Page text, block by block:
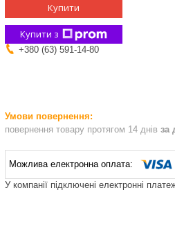
Купити
Купити з
+380 (63) 591-14-80
повернення товару протягом 14 днів за
У компанії підключені електронні